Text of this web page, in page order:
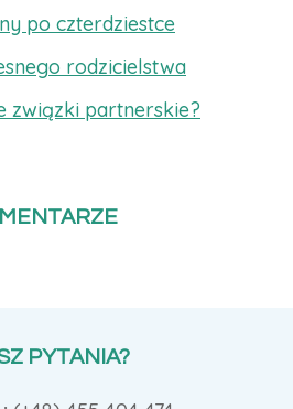
po czterdziestce
rodzicielstwa
związki partnerskie?
PYTANIA?